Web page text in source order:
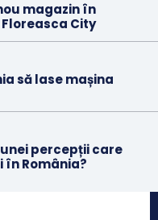
magazin în
City
să lase mașina
percepții care
România?